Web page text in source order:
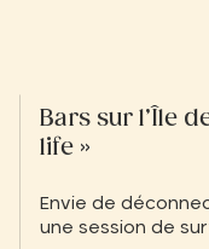
Bars sur l’Île
life »
Envie de
une session de